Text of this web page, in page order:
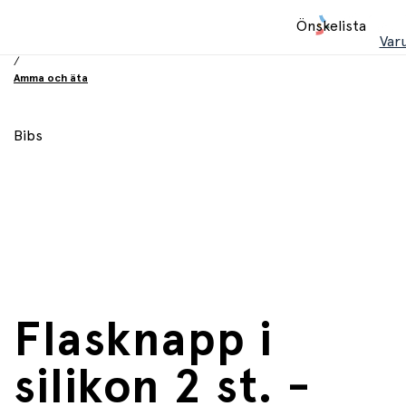
Önskelista
/
Amma och äta
Bibs
Flasknapp i
silikon 2 st. -